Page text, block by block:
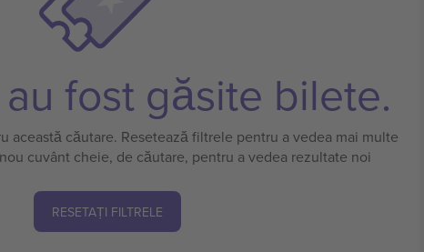
fost găsite bilete.
această căutare. Resetează filtrele pentru a vedea mai multe
cuvânt cheie, de căutare, pentru a vedea rezultate noi
RESETAȚI FILTRELE